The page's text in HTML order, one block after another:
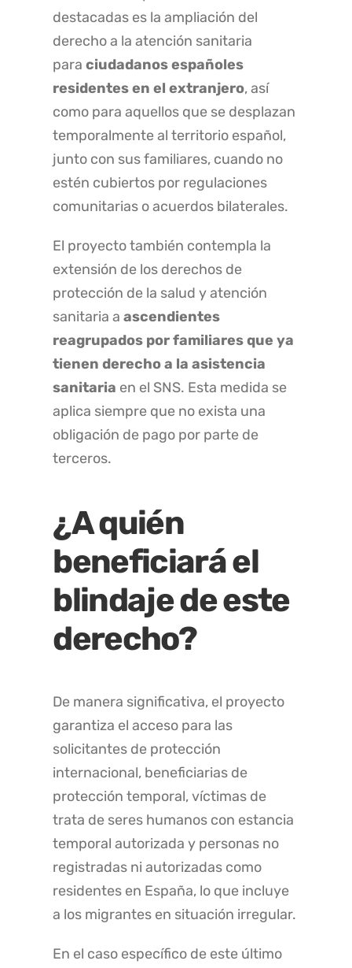
destacadas es la ampliación del
derecho a la atención sanitaria
paraciudadanos españoles
residentes en el extranjero, así
como para aquellos que se desplazan
temporalmente al territorio español,
junto con sus familiares, cuando no
estén cubiertos por regulaciones
comunitarias o acuerdos bilaterales.
El proyecto también contempla la
extensión de los derechos de
protección de la salud y atención
sanitaria aascendientes
reagrupados por familiares que ya
tienen derecho a la asistencia
sanitaria en el SNS. Esta medida se
aplica siempre que no exista una
obligación de pago por parte de
terceros.
¿A quién
beneficiará el
blindaje de este
derecho?
De manera significativa, el proyecto
garantiza el acceso para las
solicitantes de protección
internacional, beneficiarias de
protección temporal, víctimas de
trata de seres humanos con estancia
temporal autorizada y personas no
registradas ni autorizadas como
residentes en España, lo que incluye
a los migrantes en situación irregular.
En el caso específico de este último